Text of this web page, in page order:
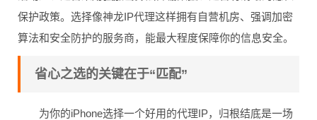
保护政策。选择像神龙IP代理这样拥有自营机房、强调加密
算法和安全防护的服务商，能最大程度保障你的信息安全。
省心之选的关键在于“匹配”
为你的iPhone选择一个好用的代理IP，归根结底是一场